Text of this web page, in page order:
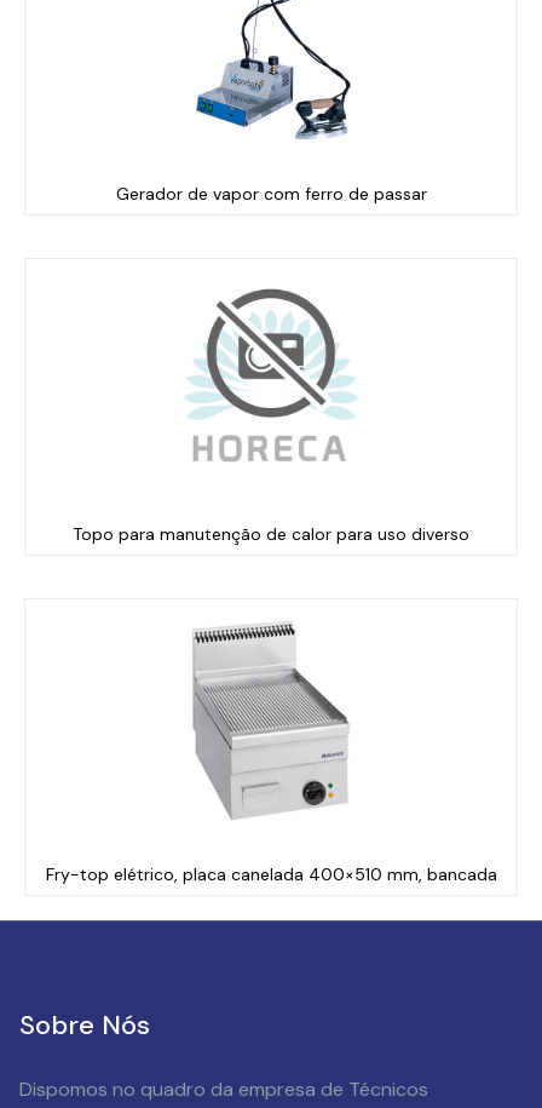
Gerador de vapor com ferro de passar
Topo para manutenção de calor para uso diverso
Fry-top elétrico, placa canelada 400×510 mm, bancada
Sobre Nós
Dispomos no quadro da empresa de Técnicos